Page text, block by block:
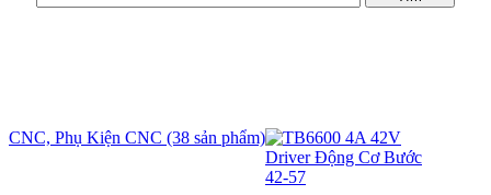
CNC, Phụ Kiện CNC (38 sản phẩm)